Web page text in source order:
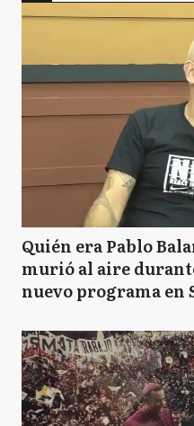
Quién era Pablo
murió al aire
nuevo programa en